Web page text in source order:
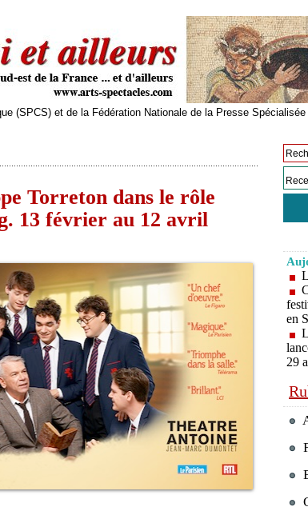
(SPCS) et de la Fédération Nationale de la Presse
Torreton dans le rôle
13 février au 12 avril
en
29